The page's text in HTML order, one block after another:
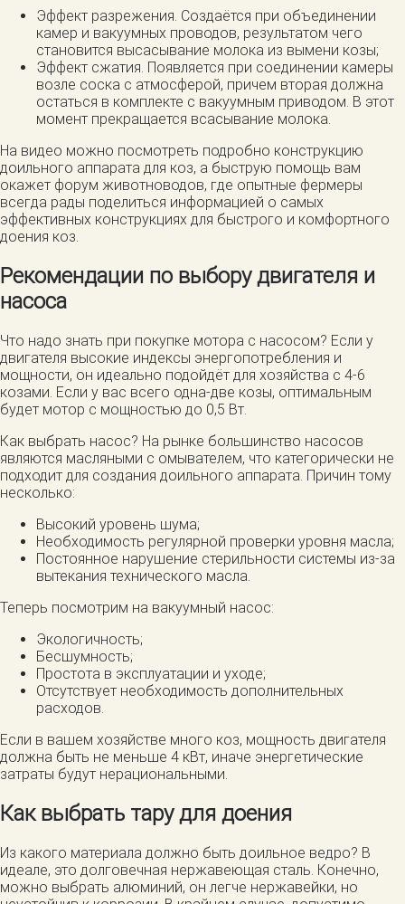
Эффект разрежения. Создаётся при объединении
камер и вакуумных проводов, результатом чего
становится высасывание молока из вымени козы;
Эффект сжатия. Появляется при соединении камеры
возле соска с атмосферой, причем вторая должна
остаться в комплекте с вакуумным приводом. В этот
момент прекращается всасывание молока.
На видео можно посмотреть подробно конструкцию
доильного аппарата для коз, а быструю помощь вам
окажет форум животноводов, где опытные фермеры
всегда рады поделиться информацией о самых
эффективных конструкциях для быстрого и комфортного
доения коз.
Рекомендации по выбору двигателя и
насоса
Что надо знать при покупке мотора с насосом? Если у
двигателя высокие индексы энергопотребления и
мощности, он идеально подойдёт для хозяйства с 4-6
козами. Если у вас всего одна-две козы, оптимальным
будет мотор с мощностью до 0,5 Вт.
Как выбрать насос? На рынке большинство насосов
являются масляными с омывателем, что категорически не
подходит для создания доильного аппарата. Причин тому
несколько:
Высокий уровень шума;
Необходимость регулярной проверки уровня масла;
Постоянное нарушение стерильности системы из-за
вытекания технического масла.
Теперь посмотрим на вакуумный насос:
Экологичность;
Бесшумность;
Простота в эксплуатации и уходе;
Отсутствует необходимость дополнительных
расходов.
Если в вашем хозяйстве много коз, мощность двигателя
должна быть не меньше 4 кВт, иначе энергетические
затраты будут нерациональными.
Как выбрать тару для доения
Из какого материала должно быть доильное ведро? В
идеале, это долговечная нержавеющая сталь. Конечно,
можно выбрать алюминий, он легче нержавейки, но